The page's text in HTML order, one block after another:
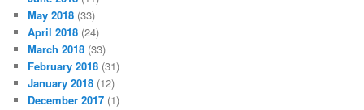
May 2018 (33)
April 2018 (24)
March 2018 (33)
February 2018 (31)
January 2018 (12)
December 2017 (1)